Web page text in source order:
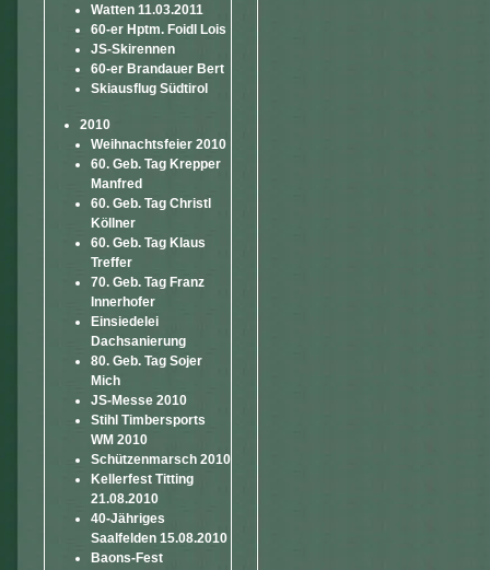
Watten 11.03.2011
60-er Hptm. Foidl Lois
JS-Skirennen
60-er Brandauer Bert
Skiausflug Südtirol
2010
Weihnachtsfeier 2010
60. Geb. Tag Krepper
Manfred
60. Geb. Tag Christl
Köllner
60. Geb. Tag Klaus
Treffer
70. Geb. Tag Franz
Innerhofer
Einsiedelei
Dachsanierung
80. Geb. Tag Sojer
Mich
JS-Messe 2010
Stihl Timbersports
WM 2010
Schützenmarsch 2010
Kellerfest Titting
21.08.2010
40-Jähriges
Saalfelden 15.08.2010
Baons-Fest